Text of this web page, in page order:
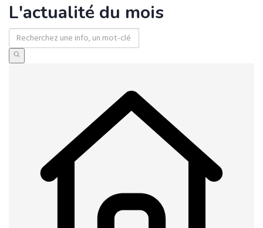
L'actualité du mois